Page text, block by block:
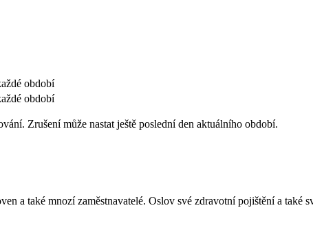
období
období
Zrušení může nastat ještě poslední den aktuálního období.
a také mnozí zaměstnavatelé. Oslov své zdravotní pojištění a také